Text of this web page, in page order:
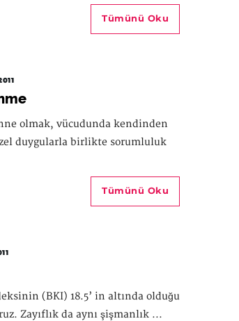
Tümünü Oku
olmak, vücudunda kendinden
duygularla birlikte sorumluluk
Tümünü Oku
(BKI) 18.5’ in altında olduğu
Zayıflık da aynı şişmanlık ...